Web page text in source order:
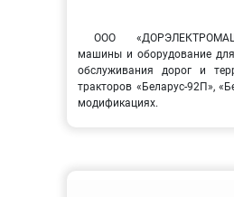
ООО
машины и оборудование для
обслуживания дорог и
тракторов «Беларус-92П»,
модификациях.